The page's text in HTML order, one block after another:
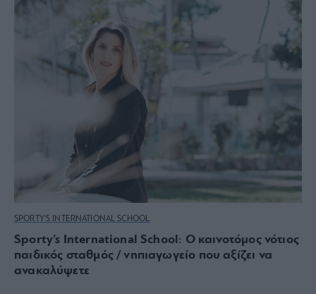
SPORTY'S INTERNATIONAL SCHOOL
Sporty’s International School: O καινοτόμος νότιος
παιδικός σταθμός / νηπιαγωγείο που αξίζει να
ανακαλύψετε